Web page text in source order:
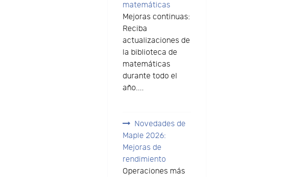
matemáticas
Mejoras continuas:
Reciba
actualizaciones de
la biblioteca de
matemáticas
durante todo el
año....
Novedades de
Maple 2026:
Mejoras de
rendimiento
Operaciones más